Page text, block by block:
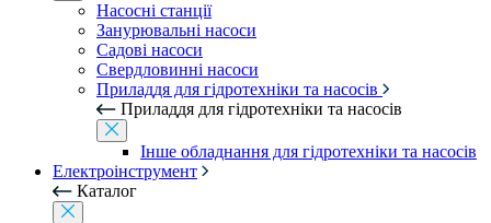
Насосні станції
Занурювальні насоси
Садові насоси
Свердловинні насоси
Приладдя для гідротехніки та насосів
Приладдя для гідротехніки та насосів
Інше обладнання для гідротехніки та насосів
Електроінструмент
Каталог